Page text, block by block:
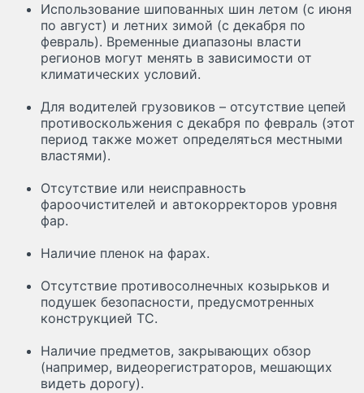
Использование шипованных шин летом (с июня
по август) и летних зимой (с декабря по
февраль). Временные диапазоны власти
регионов могут менять в зависимости от
климатических условий.
Для водителей грузовиков – отсутствие цепей
противоскольжения с декабря по февраль (этот
период также может определяться местными
властями).
Отсутствие или неисправность
фароочистителей и автокорректоров уровня
фар.
Наличие пленок на фарах.
Отсутствие противосолнечных козырьков и
подушек безопасности, предусмотренных
конструкцией ТС.
Наличие предметов, закрывающих обзор
(например, видеорегистраторов, мешающих
видеть дорогу).